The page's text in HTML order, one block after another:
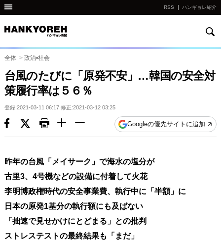
他
国
の
サ
イ
ト
の
リ
ク
다
른
나
라
사
이
RSS ハンギョレ紹介
全体 > 政治•社会
台風のたびに「原発不安」…韓国の安全対
策履行率は５６％
登録:2021-03-11 06:17 修正:2021-03-12 03:25
Googleの優先サイトに追加
昨年の台風「メイサーク」で海水の塩分が
古里3、4号機などの設備に付着して火花
李明博政権時代の安全事業費、執行中に「半額」に
日本の原発1基分の執行額にも及ばない
「拙速で見せかけにとどまる」との批判
ストレステストの最終結果も「まだ」